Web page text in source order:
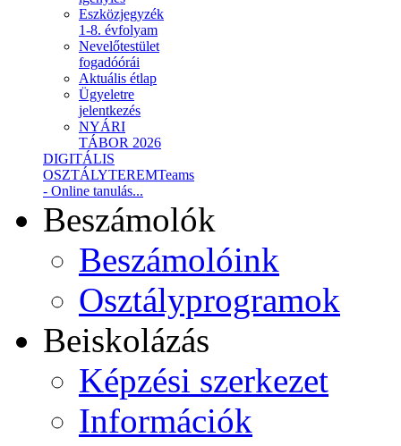
Eszközjegyzék
1-8. évfolyam
Nevelőtestület
fogadóórái
Aktuális étlap
Ügyeletre
jelentkezés
NYÁRI
TÁBOR 2026
DIGITÁLIS
OSZTÁLYTEREMTeams
- Online tanulás...
Beszámolók
Beszámolóink
Osztályprogramok
Beiskolázás
Képzési szerkezet
Információk